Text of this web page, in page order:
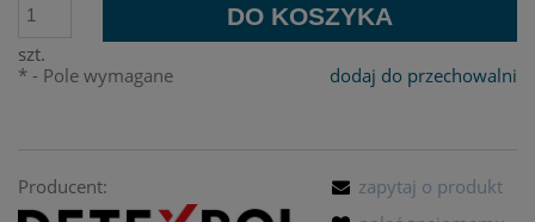
szt.
DO KOSZYKA
dodaj do przechowalni
* - Pole wymagane
Producent:
zapytaj o produkt